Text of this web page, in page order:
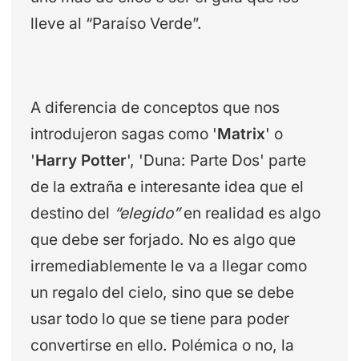
lleve al “Paraíso Verde”.
A diferencia de conceptos que nos
introdujeron sagas como 'Matrix' o
'Harry Potter', 'Duna: Parte Dos' parte
de la extraña e interesante idea que el
destino del “elegido” en realidad es algo
que debe ser forjado. No es algo que
irremediablemente le va a llegar como
un regalo del cielo, sino que se debe
usar todo lo que se tiene para poder
convertirse en ello. Polémica o no, la